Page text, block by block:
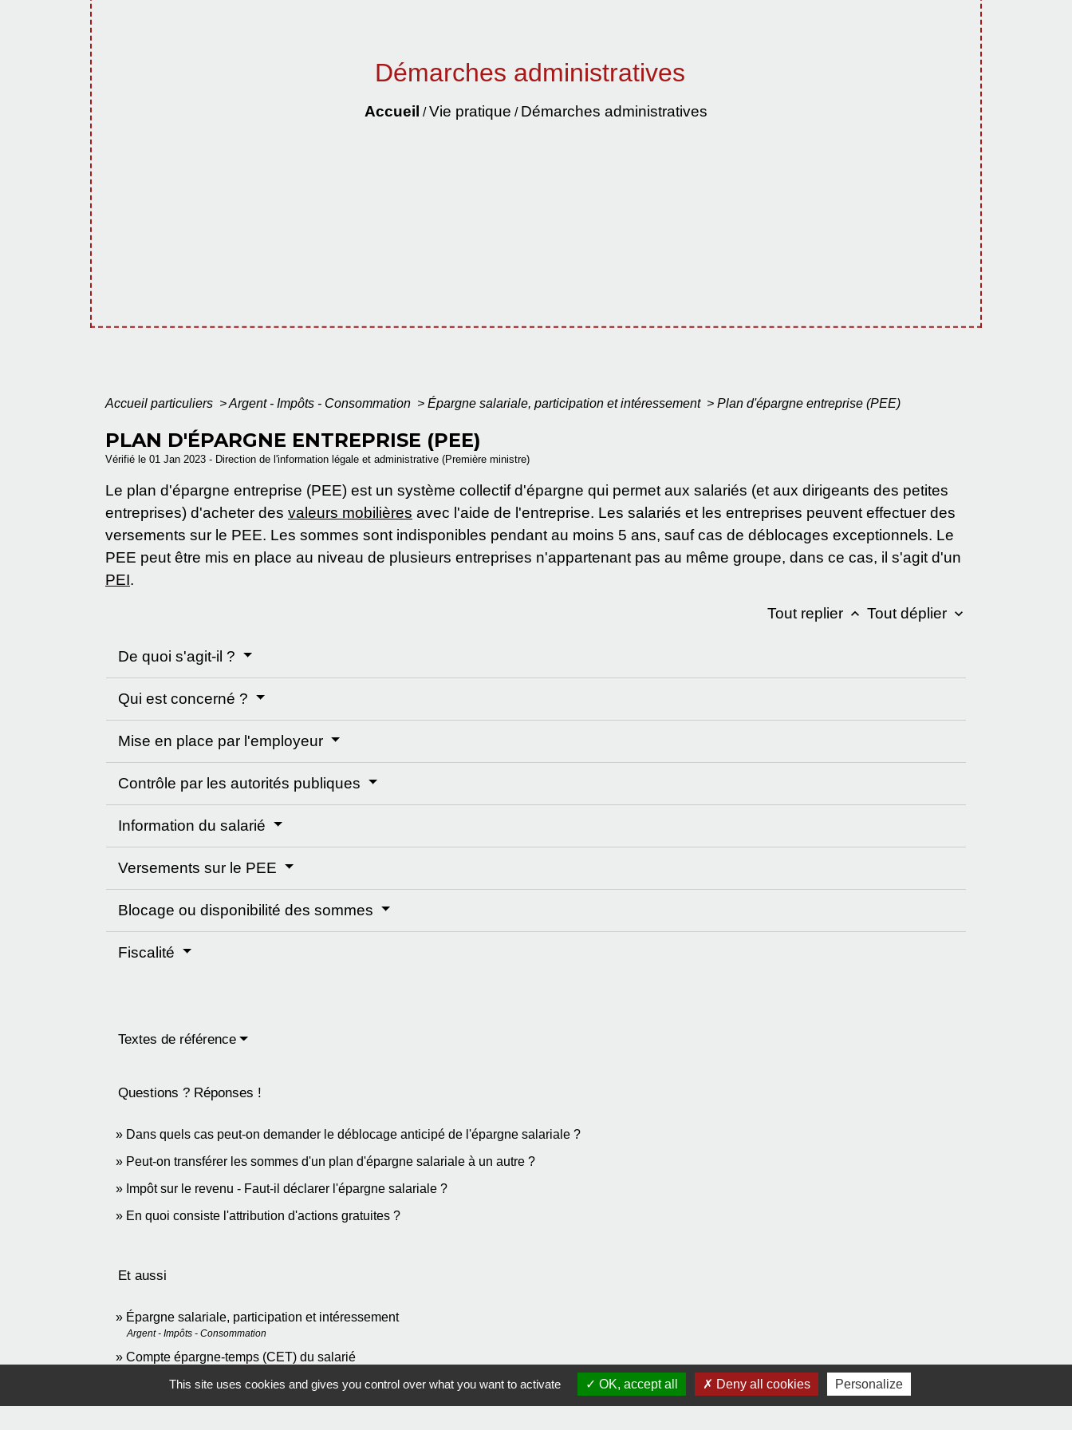
Démarches administratives
Accueil /Vie pratique / Démarches administratives
Accueil particuliers >Argent - Impôts - Consommation > Épargne salariale, participation et intéressement > Plan d'épargne entreprise (PEE)
PLAN D'ÉPARGNE ENTREPRISE (PEE)
Vérifié le 01 Jan 2023 - Direction de l'information légale et administrative (Première ministre)
Le plan d'épargne entreprise (PEE) est un système collectif d'épargne qui permet aux salariés (et aux dirigeants des petites
entreprises) d'acheter des valeurs mobilières avec l'aide de l'entreprise. Les salariés et les entreprises peuvent effectuer des
versements sur le PEE. Les sommes sont indisponibles pendant au moins 5 ans, sauf cas de déblocages exceptionnels. Le
PEE peut être mis en place au niveau de plusieurs entreprises n'appartenant pas au même groupe, dans ce cas, il s'agit d'un
PEI.
Tout replier keyboard_arrow_up Tout déplier keyboard_arrow_down
De quoi s'agit-il ?
Qui est concerné ?
Mise en place par l'employeur
Contrôle par les autorités publiques
Information du salarié
Versements sur le PEE
Blocage ou disponibilité des sommes
Fiscalité
Textes de référence
Questions ? Réponses !
Dans quels cas peut-on demander le déblocage anticipé de l'épargne salariale ?
Peut-on transférer les sommes d'un plan d'épargne salariale à un autre ?
Impôt sur le revenu - Faut-il déclarer l'épargne salariale ?
En quoi consiste l'attribution d'actions gratuites ?
Et aussi
Épargne salariale, participation et intéressement
Argent - Impôts - Consommation
Compte épargne-temps (CET) du salarié
This site uses cookies and gives you control over what you want to activate OK, accept all Deny all cookies Personalize